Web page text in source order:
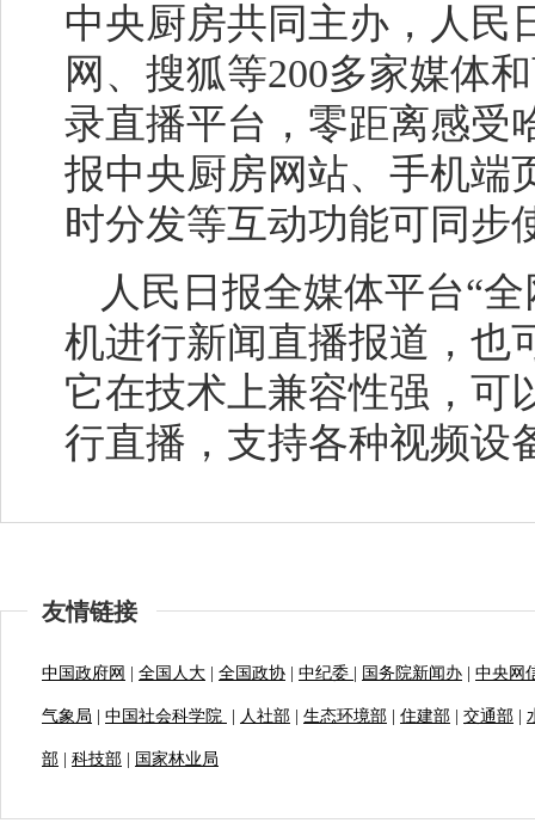
中央厨房共同主办，人民
网、搜狐等200多家媒体
录直播平台，零距离感受
报中央厨房网站、手机端
时分发等互动功能可同步
人民日报全媒体平台“
机进行新闻直播报道，也
它在技术上兼容性强，可
行直播，支持各种视频设